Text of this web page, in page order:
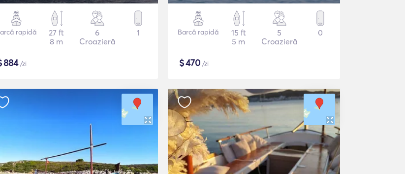
rapidă
27 ft
8 m
6
Croazieră
1
884/zi
Barcă rapidă
15 ft
5 m
5
Croazieră
0
$470 /zi